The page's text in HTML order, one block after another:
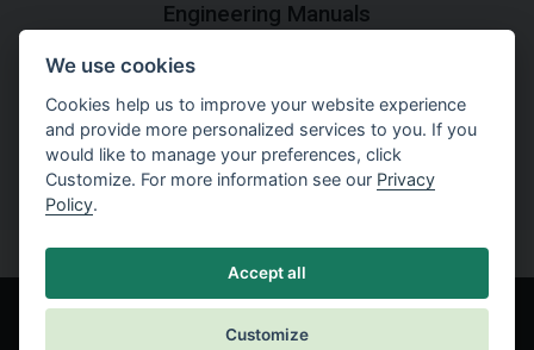
Engineering Manuals
Step by steps guides on how
to solve a specific tasks.
We use cookies
Cookies help us to improve your website experience
and provide more personalized services to you. If you
would like to manage your preferences, click
Customize. For more information see our Privacy
Policy.
Accept all
Customize